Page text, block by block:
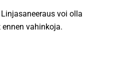
voi olla
vahinkoja.